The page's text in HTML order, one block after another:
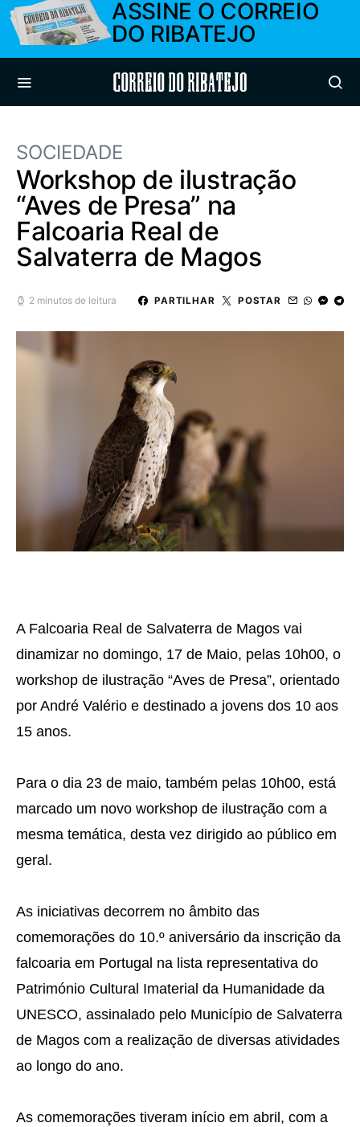
ASSINE O CORREIO
DO RIBATEJO
Correio do Ribatejo
SOCIEDADE
Workshop de ilustração
“Aves de Presa” na
Falcoaria Real de
Salvaterra de Magos
2 minutos de leitura PARTILHAR POSTAR
A Falcoaria Real de Salvaterra de Magos vai
dinamizar no domingo, 17 de Maio, pelas 10h00, o
workshop de ilustração “Aves de Presa”, orientado
por André Valério e destinado a jovens dos 10 aos
15 anos.
Para o dia 23 de maio, também pelas 10h00, está
marcado um novo workshop de ilustração com a
mesma temática, desta vez dirigido ao público em
geral.
As iniciativas decorrem no âmbito das
comemorações do 10.º aniversário da inscrição da
falcoaria em Portugal na lista representativa do
Património Cultural Imaterial da Humanidade da
UNESCO, assinalado pelo Município de Salvaterra
de Magos com a realização de diversas atividades
ao longo do ano.
As comemorações tiveram início em abril, com a